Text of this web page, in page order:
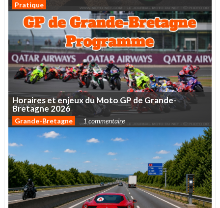
Pratique
HorairesetenjeuxduMotoGPdeGrande-
Bretagne 2026
Grande-Bretagne 1 commentaire